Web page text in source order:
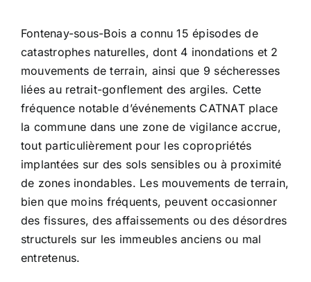
Fontenay-sous-Bois a connu 15 épisodes de
catastrophes naturelles, dont 4 inondations et 2
mouvements de terrain, ainsi que 9 sécheresses
liées au retrait-gonflement des argiles. Cette
fréquence notable d’événements CATNAT place
la commune dans une zone de vigilance accrue,
tout particulièrement pour les copropriétés
implantées sur des sols sensibles ou à proximité
de zones inondables. Les mouvements de terrain,
bien que moins fréquents, peuvent occasionner
des fissures, des affaissements ou des désordres
structurels sur les immeubles anciens ou mal
entretenus.